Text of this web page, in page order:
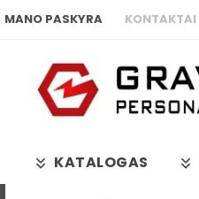
MANO PASKYRA KONTAKTAI
KATALOGAS